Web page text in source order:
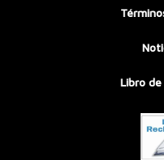
Libro de